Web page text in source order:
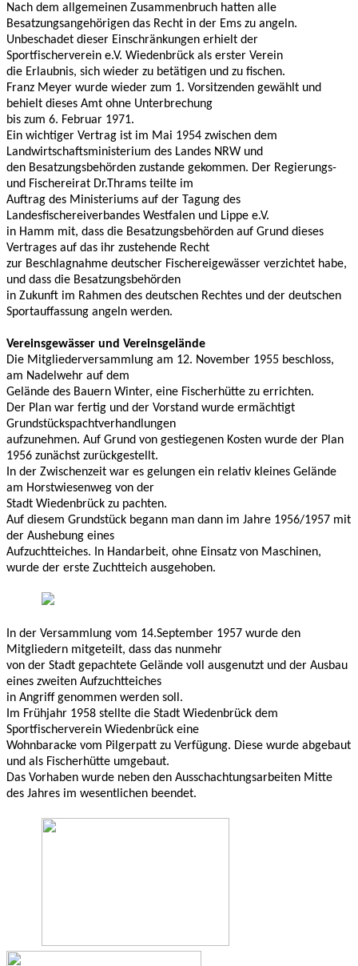
Nach dem allgemeinen Zusammenbruch hatten alle
Besatzungsangehörigen das Recht in der Ems zu angeln.
Unbeschadet dieser Einschränkungen erhielt der
Sportfischerverein e.V. Wiedenbrück als erster Verein
die Erlaubnis, sich wieder zu betätigen und zu fischen.
Franz Meyer wurde wieder zum 1. Vorsitzenden gewählt und
behielt dieses Amt ohne Unterbrechung
bis zum 6. Februar 1971.
Ein wichtiger Vertrag ist im Mai 1954 zwischen dem
Landwirtschaftsministerium des Landes NRW und
den Besatzungsbehörden zustande gekommen. Der Regierungs-
und Fischereirat Dr.Thrams teilte im
Auftrag des Ministeriums auf der Tagung des
Landesfischereiverbandes Westfalen und Lippe e.V.
in Hamm mit, dass die Besatzungsbehörden auf Grund dieses
Vertrages auf das ihr zustehende Recht
zur Beschlagnahme deutscher Fischereigewässer verzichtet habe,
und dass die Besatzungsbehörden
in Zukunft im Rahmen des deutschen Rechtes und der deutschen
Sportauffassung angeln werden.
Vereinsgewässer und Vereinsgelände
Die Mitgliederversammlung am 12. November 1955 beschloss,
am Nadelwehr auf dem
Gelände des Bauern Winter, eine Fischerhütte zu errichten.
Der Plan war fertig und der Vorstand wurde ermächtigt
Grundstückspachtverhandlungen
aufzunehmen. Auf Grund von gestiegenen Kosten wurde der Plan
1956 zunächst zurückgestellt.
In der Zwischenzeit war es gelungen ein relativ kleines Gelände
am Horstwiesenweg von der
Stadt Wiedenbrück zu pachten.
Auf diesem Grundstück begann man dann im Jahre 1956/1957 mit
der Aushebung eines
Aufzuchtteiches. In Handarbeit, ohne Einsatz von Maschinen,
wurde der erste Zuchtteich ausgehoben.
In der Versammlung vom 14.September 1957 wurde den
Mitgliedern mitgeteilt, dass das nunmehr
von der Stadt gepachtete Gelände voll ausgenutzt und der Ausbau
eines zweiten Aufzuchtteiches
in Angriff genommen werden soll.
Im Frühjahr 1958 stellte die Stadt Wiedenbrück dem
Sportfischerverein Wiedenbrück eine
Wohnbaracke vom Pilgerpatt zu Verfügung. Diese wurde abgebaut
und als Fischerhütte umgebaut.
Das Vorhaben wurde neben den Ausschachtungsarbeiten Mitte
des Jahres im wesentlichen beendet.